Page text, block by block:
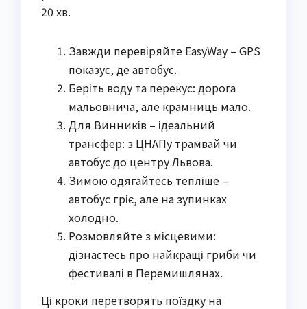
20 хв.
Завжди перевіряйте EasyWay – GPS
показує, де автобус.
Беріть воду та перекус: дорога
мальовнича, але крамниць мало.
Для Винників – ідеальний
трансфер: з ЦНАПу трамвай чи
автобус до центру Львова.
Зимою одягайтесь тепліше –
автобус гріє, але на зупинках
холодно.
Розмовляйте з місцевими:
дізнаєтесь про найкращі гриби чи
фестивалі в Перемишлянах.
Ці кроки перетворять поїздку на